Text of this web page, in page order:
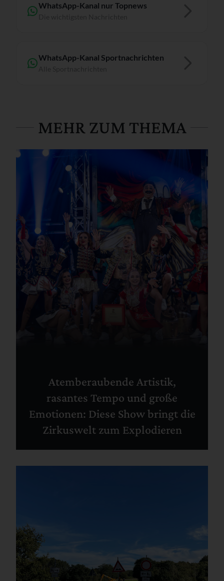
WhatsApp-Kanal nur Topnews
WhatsApp-Kanal Sportnachrichten
MEHR ZUM THEMA
Atemberaubende Artistik,
rasantes Tempo und große
Emotionen: Diese Show bringt die
Zirkuswelt zum Explodieren